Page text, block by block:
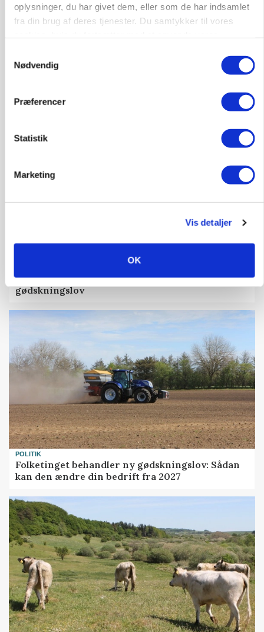
oplysninger, du har givet dem, eller som de har indsamlet
fra din brug af deres tjenester. Du samtykker til vores
Nødvendig
Præferencer
Statistik
Marketing
Vis detaljer
OK
BUSINESS
Fra mark til mur: Byggeriet kan åbne nyt
»Nu stopper I«: Landbrugsdebattør og
protestgruppe vil demonstrere mod ny
gødskningslov
POLITIK
Folketinget behandler ny gødskningslov: Sådan
kan den ændre din bedrift fra 2027